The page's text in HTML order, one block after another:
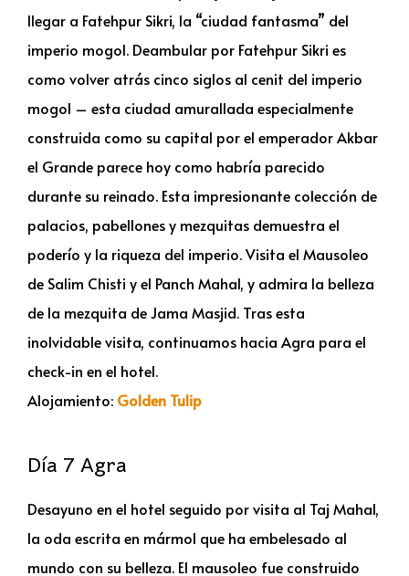
llegar a Fatehpur Sikri, la “ciudad fantasma” del
imperio mogol. Deambular por Fatehpur Sikri es
como volver atrás cinco siglos al cenit del imperio
mogol – esta ciudad amurallada especialmente
construida como su capital por el emperador Akbar
el Grande parece hoy como habría parecido
durante su reinado. Esta impresionante colección de
palacios, pabellones y mezquitas demuestra el
poderío y la riqueza del imperio. Visita el Mausoleo
de Salim Chisti y el Panch Mahal, y admira la belleza
de la mezquita de Jama Masjid. Tras esta
inolvidable visita, continuamos hacia Agra para el
check-in en el hotel.
Alojamiento: Golden Tulip
Día 7 Agra
Desayuno en el hotel seguido por visita al Taj Mahal,
la oda escrita en mármol que ha embelesado al
mundo con su belleza. El mausoleo fue construido